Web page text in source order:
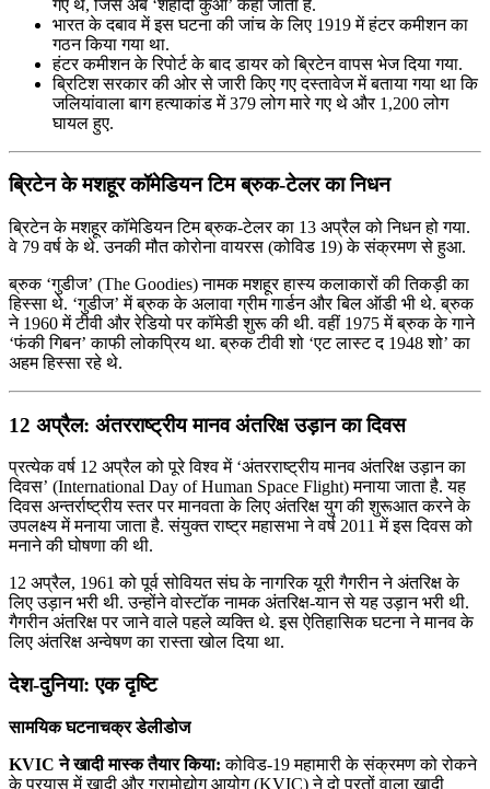
गए थे, जिसे अब ‘शहीदी कुआं’ कहा जाता है.
भारत के दबाव में इस घटना की जांच के लिए 1919 में हंटर कमीशन का
गठन किया गया था.
हंटर कमीशन के रिपोर्ट के बाद डायर को ब्रिटेन वापस भेज दिया गया.
ब्रिटिश सरकार की ओर से जारी किए गए दस्तावेज में बताया गया था कि
जलियांवाला बाग हत्याकांड में 379 लोग मारे गए थे और 1,200 लोग
घायल हुए.
ब्रिटेन के मशहूर कॉमेडियन टिम ब्रुक-टेलर का निधन
ब्रिटेन के मशहूर कॉमेडियन टिम ब्रुक-टेलर का 13 अप्रैल को निधन हो गया.
वे 79 वर्ष के थे. उनकी मौत कोरोना वायरस (कोविड 19) के संक्रमण से हुआ.
ब्रुक ‘गुडीज’ (The Goodies) नामक मशहूर हास्य कलाकारों की तिकड़ी का
हिस्सा थे. ‘गुडीज’ में ब्रुक के अलावा ग्रीम गार्डन और बिल ऑडी भी थे. ब्रुक
ने 1960 में टीवी और रेडियो पर कॉमेडी शुरू की थी. वहीं 1975 में ब्रुक के गाने
‘फंकी गिबन’ काफी लोकप्रिय था. ब्रुक टीवी शो ‘एट लास्ट द 1948 शो’ का
अहम हिस्सा रहे थे.
12 अप्रैल: अंतरराष्ट्रीय मानव अंतरिक्ष उड़ान का दिवस
प्रत्येक वर्ष 12 अप्रैल को पूरे विश्व में ‘अंतरराष्ट्रीय मानव अंतरिक्ष उड़ान का
दिवस’ (International Day of Human Space Flight) मनाया जाता है. यह
दिवस अन्तर्राष्ट्रीय स्तर पर मानवता के लिए अंतरिक्ष युग की शुरूआत करने के
उपलक्ष्य में मनाया जाता है. संयुक्त राष्ट्र महासभा ने वर्ष 2011 में इस दिवस को
मनाने की घोषणा की थी.
12 अप्रैल, 1961 को पूर्व सोवियत संघ के नागरिक यूरी गैगरीन ने अंतरिक्ष के
लिए उड़ान भरी थी. उन्होंने वोस्टॉक नामक अंतरिक्ष-यान से यह उड़ान भरी थी.
गैगरीन अंतरिक्ष पर जाने वाले पहले व्यक्ति थे. इस ऐतिहासिक घटना ने मानव के
लिए अंतरिक्ष अन्वेषण का रास्ता खोल दिया था.
देश-दुनिया: एक दृष्टि
सामयिक घटनाचक्र डेलीडोज
KVIC ने खादी मास्‍क तैयार किया: कोविड-19 महामारी के संक्रमण को रोकने
के प्रयास में खादी और ग्रामोद्योग आयोग (KVIC) ने दो परतों वाला खादी